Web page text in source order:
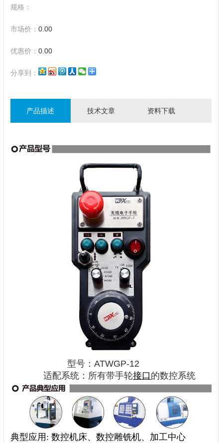
规格：
市场价： 0.00
优惠价： 0.00
分享到：
产品描述 技术文章 资料下载
型号：ATWGP-12
适配系统：所有带手轮接口 的数控系统
典型应用: 数控机床、数控雕铣机、加工中心